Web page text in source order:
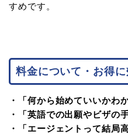
すめです。
料金について・お得
・「何から始めていいかわ
・「英語での出願やビザの
・「エージェントって結局